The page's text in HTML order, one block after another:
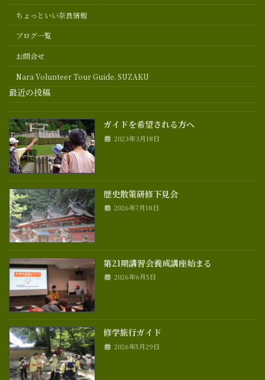
ちょっといい奈良情報
ブログ一覧
お問合せ
Nara Volunteer Tour Guide, SUZAKU
最近の投稿
ガイドを希望される方へ
2023年3月18日
歴史散策研修下見会
2026年7月18日
第21期講習会養成講座始まる
2026年6月5日
修学旅行ガイド
2026年5月29日